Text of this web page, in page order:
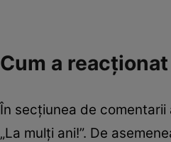
Cum a
În secțiunea de
„La mulți ani!”. De